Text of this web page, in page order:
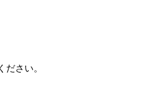
さい。